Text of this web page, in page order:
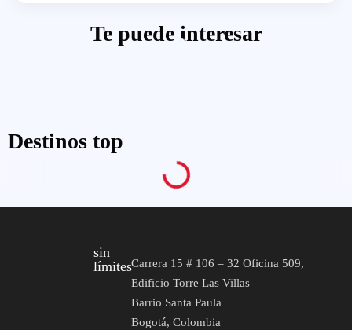
Te puede interesar
Destinos top
sin
límitesCarrera 15 # 106 – 32 Oficina 509,
Edificio Torre Las Villas
Barrio Santa Paula
Bogotá, Colombia